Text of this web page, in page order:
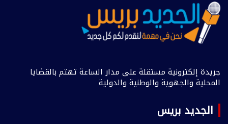
جريدة إلكترونية مستقلة على مدار الساعة تهتم بالقضايا
المحلية والجهوية والوطنية والدولية
الجديد بريس